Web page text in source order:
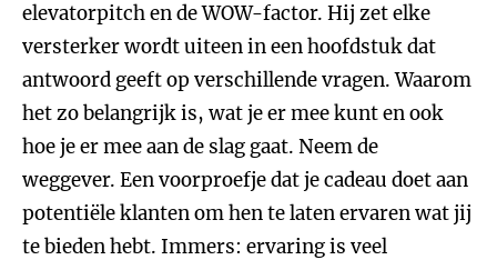
elevatorpitch en de WOW-factor. Hij zet elke
versterker wordt uiteen in een hoofdstuk dat
antwoord geeft op verschillende vragen. Waarom
het zo belangrijk is, wat je er mee kunt en ook
hoe je er mee aan de slag gaat. Neem de
weggever. Een voorproefje dat je cadeau doet aan
potentiële klanten om hen te laten ervaren wat jij
te bieden hebt. Immers: ervaring is veel